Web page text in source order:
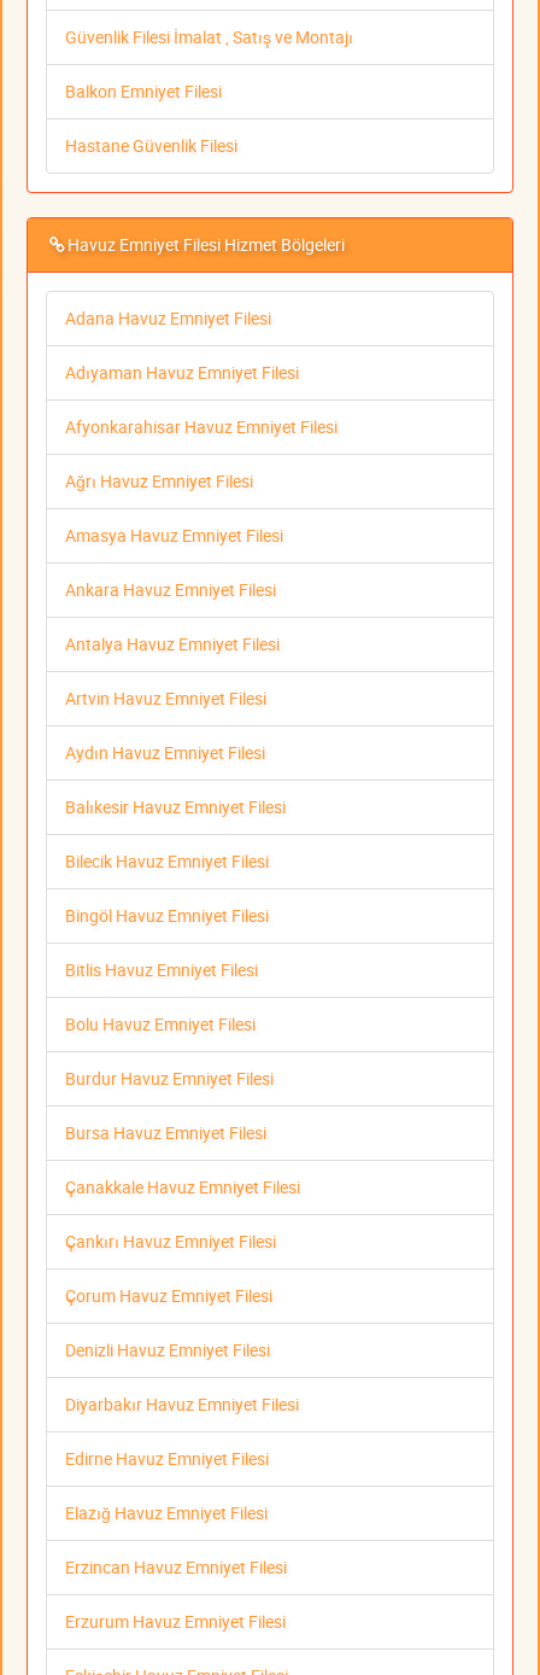
Güvenlik Filesi İmalat , Satış ve Montajı
Balkon Emniyet Filesi
Hastane Güvenlik Filesi
Havuz Emniyet Filesi Hizmet Bölgeleri
Adana Havuz Emniyet Filesi
Adıyaman Havuz Emniyet Filesi
Afyonkarahisar Havuz Emniyet Filesi
Ağrı Havuz Emniyet Filesi
Amasya Havuz Emniyet Filesi
Ankara Havuz Emniyet Filesi
Antalya Havuz Emniyet Filesi
Artvin Havuz Emniyet Filesi
Aydın Havuz Emniyet Filesi
Balıkesir Havuz Emniyet Filesi
Bilecik Havuz Emniyet Filesi
Bingöl Havuz Emniyet Filesi
Bitlis Havuz Emniyet Filesi
Bolu Havuz Emniyet Filesi
Burdur Havuz Emniyet Filesi
Bursa Havuz Emniyet Filesi
Çanakkale Havuz Emniyet Filesi
Çankırı Havuz Emniyet Filesi
Çorum Havuz Emniyet Filesi
Denizli Havuz Emniyet Filesi
Diyarbakır Havuz Emniyet Filesi
Edirne Havuz Emniyet Filesi
Elazığ Havuz Emniyet Filesi
Erzincan Havuz Emniyet Filesi
Erzurum Havuz Emniyet Filesi